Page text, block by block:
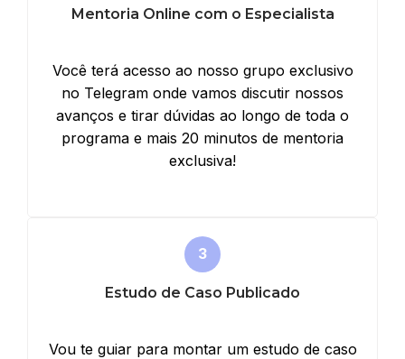
Mentoria Online com o Especialista
Você terá acesso ao nosso grupo exclusivo
no Telegram onde vamos discutir nossos
avanços e tirar dúvidas ao longo de toda o
programa e mais 20 minutos de mentoria
exclusiva!
Estudo de Caso Publicado
Vou te guiar para montar um estudo de caso